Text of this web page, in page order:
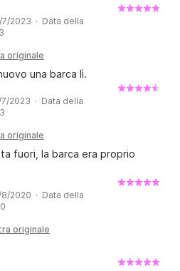
2023 · Data della
originale
una barca lì.
2023 · Data della
originale
fuori, la barca era proprio
2020 · Data della
originale